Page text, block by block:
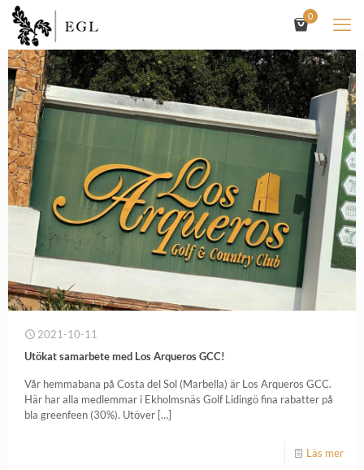
0
2021-10-11
Utökat samarbete med Los Arqueros GCC!
Vår hemmabana på Costa del Sol (Marbella) är Los Arqueros GCC.
Här har alla medlemmar i Ekholmsnäs Golf Lidingö fina rabatter på
bla greenfeen (30%). Utöver […]
Läs mer